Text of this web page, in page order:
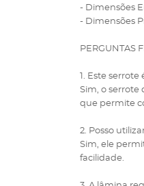
- Dimensões
- Dimensões
PERGUNTAS
1. Este
Sim, o serrote
que permite
2. Posso
Sim, ele
facilidade.